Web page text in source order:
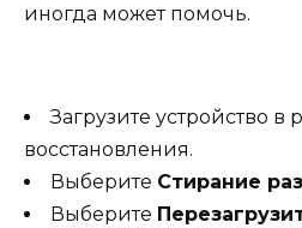
иногда может помочь.
Загрузите устройство в
восстановления.
Выберите Стирание
Выберите